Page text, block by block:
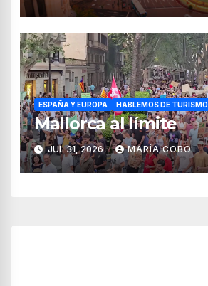
ESPAÑA Y EUROPA HABLEMOS DE TURISMO
Mallorca al límite
JUL 31, 2026 MARÍA COBO